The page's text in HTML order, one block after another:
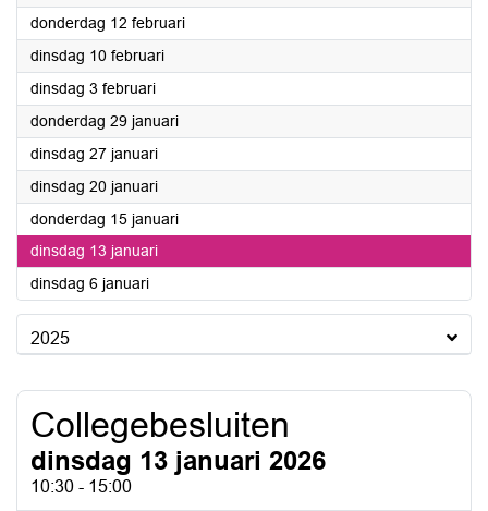
donderdag 12 februari2026
dinsdag 10 februari2026
dinsdag 3 februari2026
donderdag 29 januari2026
dinsdag 27 januari2026
dinsdag 20 januari2026
donderdag 15 januari2026
dinsdag 13 januari2026
dinsdag 6 januari2026
2025
Collegebesluiten
dinsdag 13 januari 2026
10:30 - 15:00